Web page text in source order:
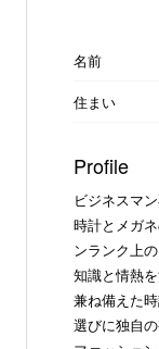
名前
住まい
Profile
ビジネスマ
時計とメガ
ンランク上
知識と情熱
兼ね備えた
選びに独自の